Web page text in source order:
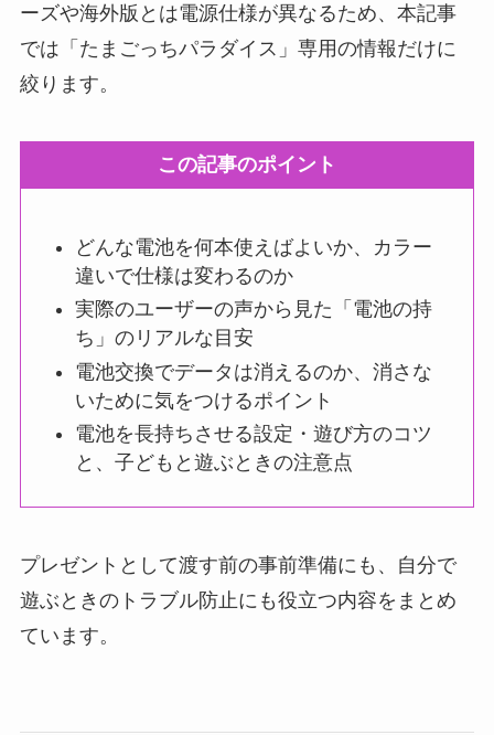
ーズや海外版とは電源仕様が異なるため、本記事
では「たまごっちパラダイス」専用の情報だけに
絞ります。
この記事のポイント
どんな電池を何本使えばよいか、カラー
違いで仕様は変わるのか
実際のユーザーの声から見た「電池の持
ち」のリアルな目安
電池交換でデータは消えるのか、消さな
いために気をつけるポイント
電池を長持ちさせる設定・遊び方のコツ
と、子どもと遊ぶときの注意点
プレゼントとして渡す前の事前準備にも、自分で
遊ぶときのトラブル防止にも役立つ内容をまとめ
ています。